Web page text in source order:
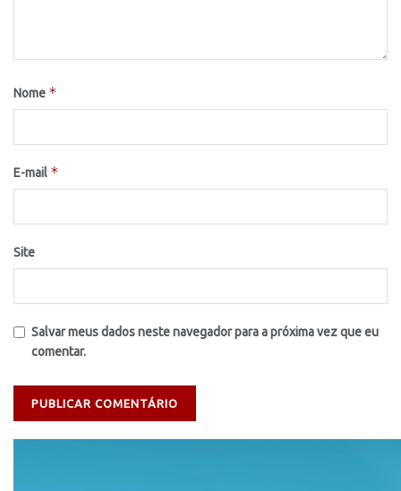
Nome *
E-mail *
Site
Salvar meus dados neste navegador para a próxima vez que eu
comentar.